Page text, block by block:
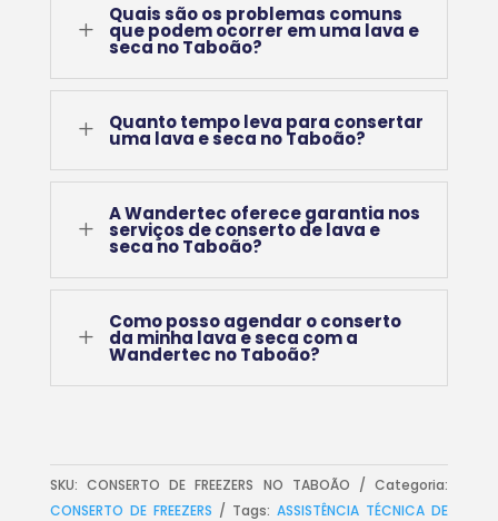
L
Quais são os problemas comuns
que podem ocorrer em uma lava e
seca no Taboão?
L Quanto tempo leva para consertar
uma lava e seca no Taboão?
L
A Wandertec oferece garantia nos
serviços de conserto de lava e
seca no Taboão?
L
Como posso agendar o conserto
da minha lava e seca com a
Wandertec no Taboão?
SKU: CONSERTO DE FREEZERS NO TABOÃO
Categoria:
CONSERTO DE FREEZERS
Tags:ASSISTÊNCIA TÉCNICA DE